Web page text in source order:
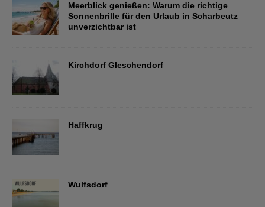
Meerblick genießen: Warum die richtige
Sonnenbrille für den Urlaub in Scharbeutz
unverzichtbar ist
Kirchdorf Gleschendorf
Haffkrug
Wulfsdorf